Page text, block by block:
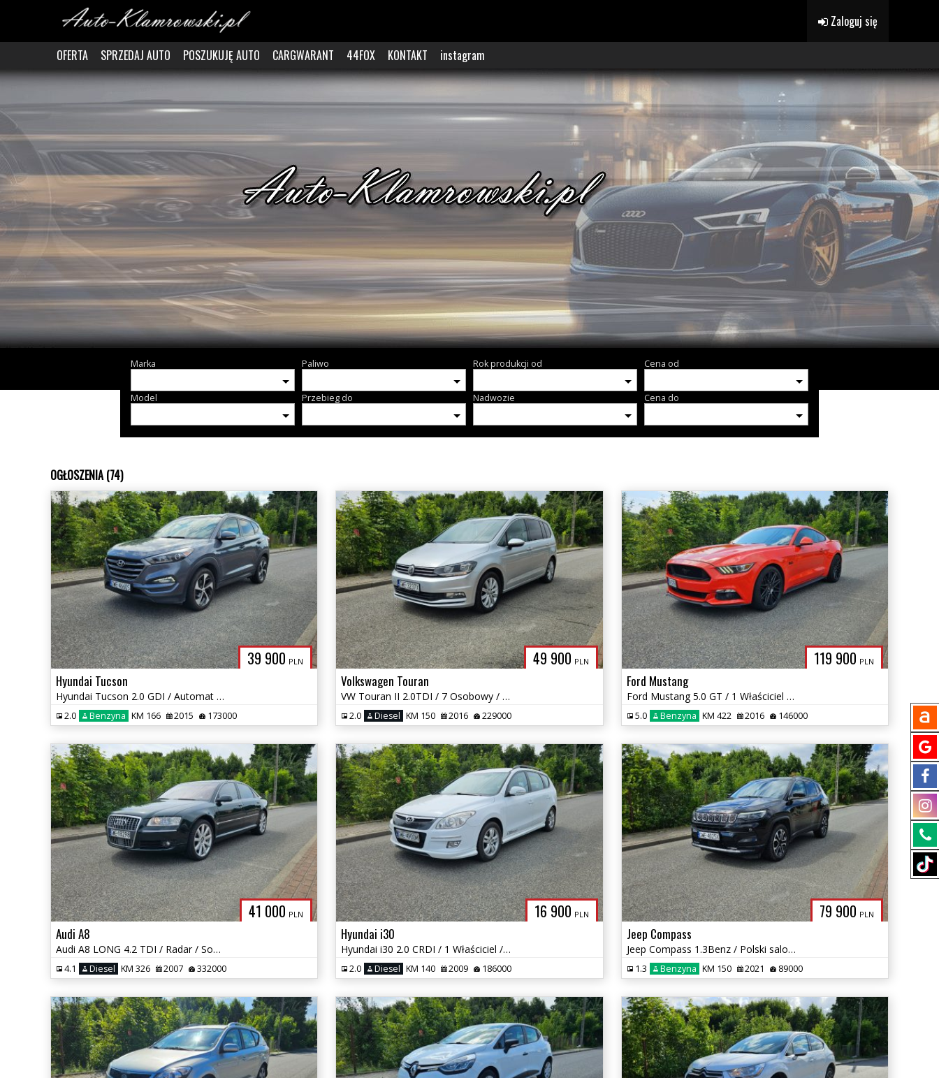
Zaloguj się
OFERTA SPRZEDAJ AUTO POSZUKUJĘ AUTO CARGWARANT 44FOX KONTAKT instagram
Marka Paliwo Rok produkcji od Cena od
Model Przebieg do Nadwozie Cena do
OGŁOSZENIA (74)
39 900 PLN
Hyundai Tucson
Hyundai Tucson 2.0 GDI / Automat / 4x4 / Kamera cofania / Koła 19'
2.0 Benzyna KM 166 2015 173000
49 900 PLN
Volkswagen Touran
VW Touran II 2.0TDI / 7 Osobowy / 1 Właściciel / Nawi / Park assist
2.0 Diesel KM 150 2016 229000
119 900 PLN
Ford Mustang
Ford Mustang 5.0 GT / 1 Właściciel w PL / Skóra / Kamera / Keyless go
5.0 Benzyna KM 422 2016 146000
41 000 PLN
Audi A8
Audi A8 LONG 4.2 TDI / Radar / Sofl close / Webasto / II Kpl kół /
4.1 Diesel KM 326 2007 332000
16 900 PLN
Hyundai i30
Hyundai i30 2.0 CRDI / 1 Właściciel / Serwisowany / Skóra / Klima
2.0 Diesel KM 140 2009 186000
79 900 PLN
Jeep Compass
Jeep Compass 1.3Benz / Polski salon / Automat / Kamera cofania
1.3 Benzyna KM 150 2021 89000